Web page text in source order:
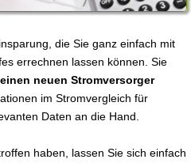
die Sie ganz einfach mit
errechnen lassen können. Sie
einen neuen Stromversorger
im Stromvergleich für
Daten an die Hand.
haben, lassen Sie sich einfach